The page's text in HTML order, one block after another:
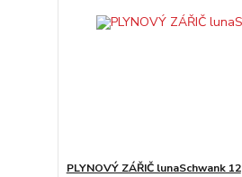
PLYNOVÝ ZÁŘIČ lunaSchwank 12